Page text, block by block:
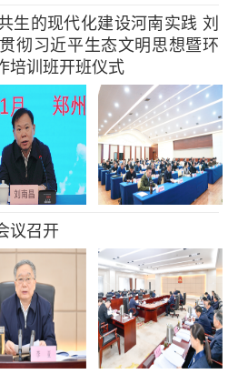
生的现代化建设河南实践 刘
彻习近平生态文明思想暨环
培训班开班仪式
议召开